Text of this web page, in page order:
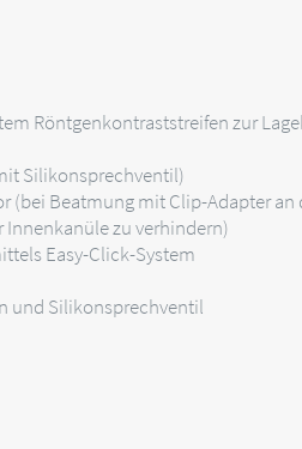
Röntgenkontraststreifen zur
Silikonsprechventil)
(bei Beatmung mit Clip-Adapter an
Innenkanüle zu verhindern)
Easy-Click-System
und Silikonsprechventil